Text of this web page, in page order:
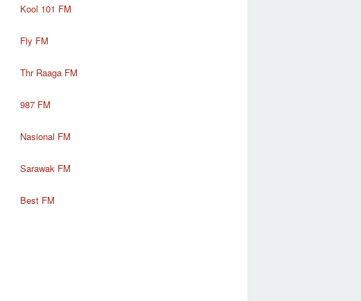
Kool 101 FM
Fly FM
Thr Raaga FM
987 FM
Nasional FM
Sarawak FM
Best FM